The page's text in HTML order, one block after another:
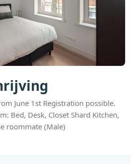
June 1st Registration possible.
Bed, Desk, Closet Shard Kitchen,
roommate (Male)